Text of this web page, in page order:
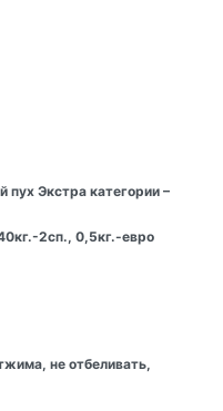
пух Экстра категории –
2сп., 0,5кг.-евро
не отбеливать,